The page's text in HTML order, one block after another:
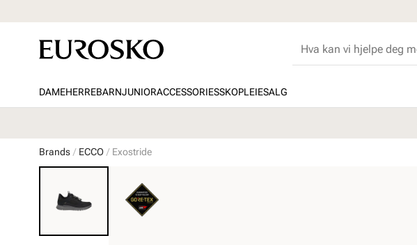
DAMEHERREBARNJUNIORACCESSORIESSKOPLEIESALG
Brands ECCO Exostride